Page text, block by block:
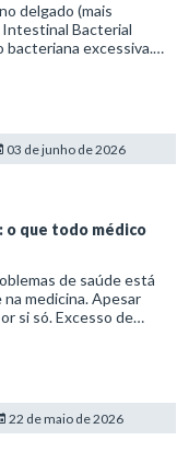
delgado (mais
Intestinal Bacterial
excessiva.
03 de junho de 2026
o que todo médico
de saúde está
medicina. Apesar
si só. Excesso de
22 de maio de 2026